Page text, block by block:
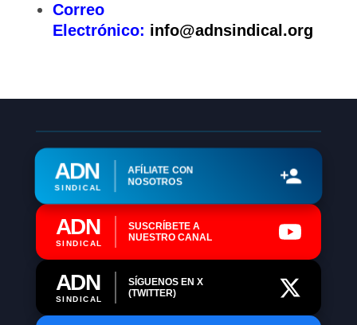
Correo
Electrónico: info@adnsindical.org
ADN
SINDICAL
AFÍLIATE CON
NOSOTROS
ADN
SINDICAL
SUSCRÍBETE A
NUESTRO CANAL
ADN
SINDICAL
SÍGUENOS EN X
(TWITTER)